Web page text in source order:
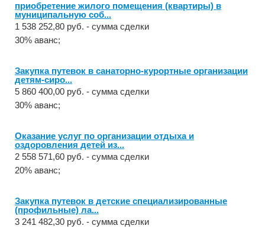
приобретение жилого помещения (квартиры) в
муниципальную соб...
1 538 252,80 руб. - сумма сделки
30% аванс;
Закупка путевок в санаторно-курортные организации
детям-сиро...
5 860 400,00 руб. - сумма сделки
30% аванс;
Оказание услуг по организации отдыха и
оздоровления детей из...
2 558 571,60 руб. - сумма сделки
20% аванс;
Закупка путевок в детские специализированные
(профильные) ла...
3 241 482,30 руб. - сумма сделки